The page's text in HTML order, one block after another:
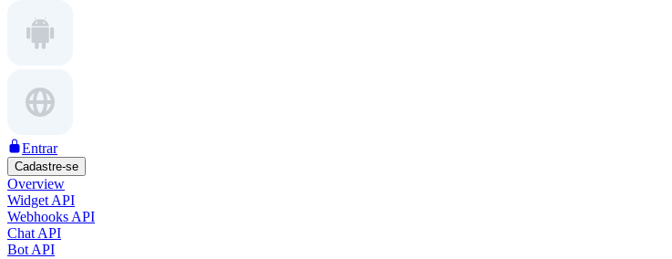
Entrar
Cadastre-se
Overview
Widget API
Webhooks API
Chat API
Bot API